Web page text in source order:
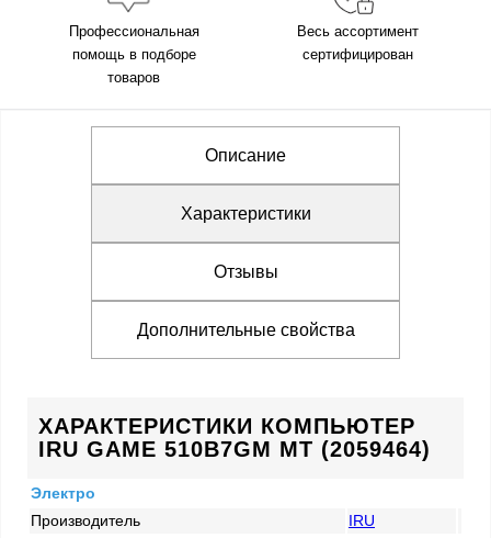
Профессиональная
помощь в подборе
товаров
Весь ассортимент
сертифицирован
Описание
Характеристики
Отзывы
Дополнительные свойства
ХАРАКТЕРИСТИКИ КОМПЬЮТЕР
IRU GAME 510B7GM MT (2059464)
Электро
Производитель
IRU